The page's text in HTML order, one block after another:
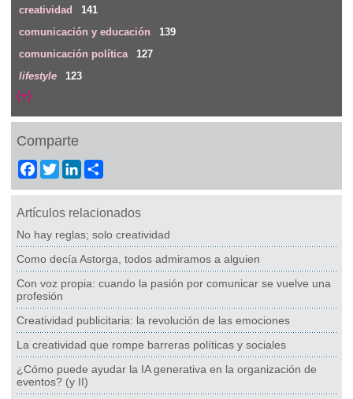
creatividad
141
comunicación y educación
139
comunicación política
127
lifestyle
123
(+)
Comparte
Facebook
TwitterLinkedIn
Artículos relacionados
No hay reglas; solo creatividad
Como decía Astorga, todos admiramos a alguien
Con voz propia: cuando la pasión por comunicar se vuelve una
profesión
Creatividad publicitaria: la revolución de las emociones
La creatividad que rompe barreras políticas y sociales
¿Cómo puede ayudar la IA generativa en la organización de
eventos? (y II)